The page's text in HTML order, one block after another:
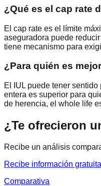
¿Qué es el cap rate
El cap rate es el límite
aseguradora puede
tiene mecanismo para
¿Para quién es
El IUL puede tener
entera es superior para
de herencia, el whole life
¿Te ofrecieron
Recibe un análisis
Recibe información
Comparativa